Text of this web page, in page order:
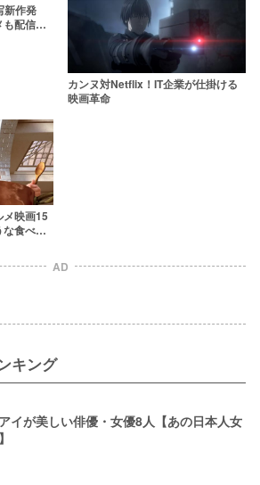
新作発
配信開
カンヌ対Netflix！IT企業が仕掛ける
映画革命
映画15
食べ物
AD
キング
イが美しい俳優・女優8人【あの日本人女